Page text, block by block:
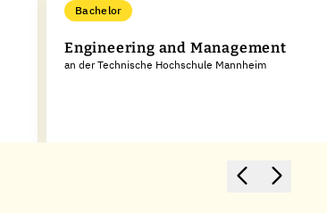
Bachelor
Engineering and Management
an der Technische Hochschule Mannheim